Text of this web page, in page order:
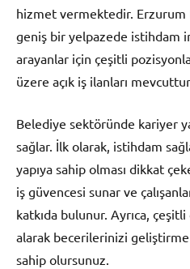
hizmet vermektedir.
geniş bir yelpazede istihdam
arayanlar için çeşitli
üzere açık iş ilanları
Belediye sektöründe kariyer
sağlar. İlk olarak, istihdam
yapıya sahip olması dikkat
iş güvencesi sunar ve
katkıda bulunur. Ayrıca,
alarak becerilerinizi geliştirme
sahip olursunuz.